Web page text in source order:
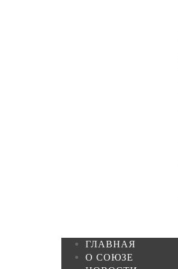
ГЛАВНАЯ
О СОЮЗЕ